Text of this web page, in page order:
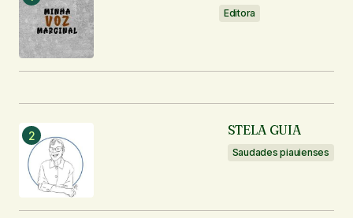
Editora
STELA GUIA
Saudades piauienses